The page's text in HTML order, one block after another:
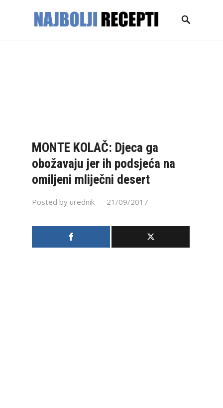
MONTE KOLAČ: Djeca ga
obožavaju jer ih podsjeća na
omiljeni mliječni desert
Posted by urednik — 21/09/2017